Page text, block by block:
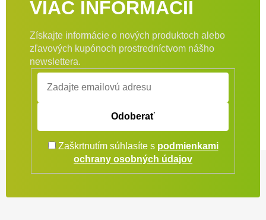
VIAC INFORMÁCIÍ
Získajte informácie o nových produktoch alebo
zľavových kupónoch prostredníctvom nášho
newslettera.
Odoberať
Zaškrtnutím súhlasíte s podmienkami
ochrany osobných údajov